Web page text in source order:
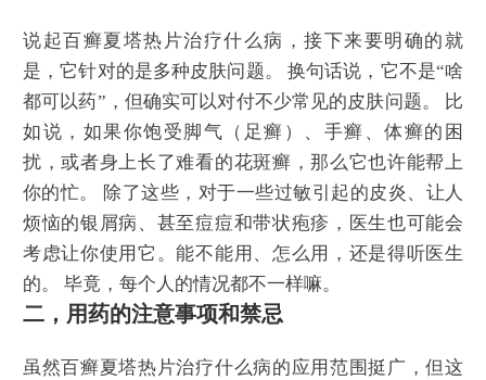
说起百癣夏塔热片治疗什么病，接下来要明确的就
是，它针对的是多种皮肤问题。 换句话说，它不是“啥
都可以药”，但确实可以对付不少常见的皮肤问题。 比
如说，如果你饱受脚气（足癣）、手癣、体癣的困
扰，或者身上长了难看的花斑癣，那么它也许能帮上
你的忙。 除了这些，对于一些过敏引起的皮炎、让人
烦恼的银屑病、甚至痘痘和带状疱疹，医生也可能会
考虑让你使用它。能不能用、怎么用，还是得听医生
的。 毕竟，每个人的情况都不一样嘛。
二，用药的注意事项和禁忌
虽然百癣夏塔热片治疗什么病的应用范围挺广，但这